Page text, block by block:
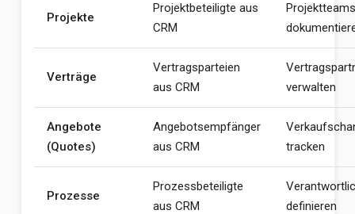
Projekte
Projektbeteiligte aus
CRM
Projektteams
Verträge
Vertragsparteien
aus CRM
verwalten
Angebote
(Quotes)
Angebotsempfänger
aus CRM
tracken
Prozesse
Prozessbeteiligte
aus CRM
definieren